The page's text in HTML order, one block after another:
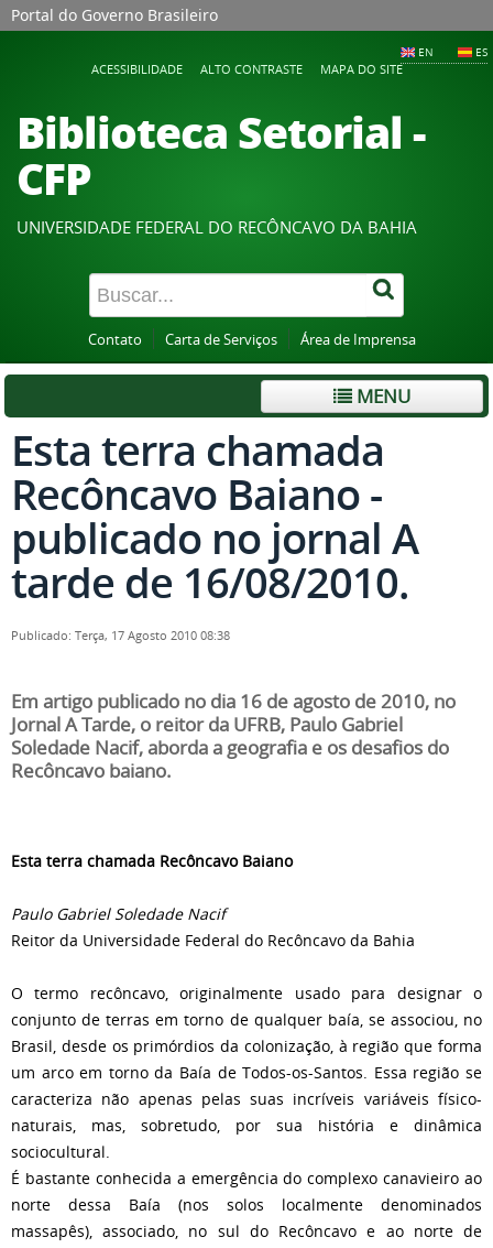
Portal do Governo Brasileiro
EN ES
ACESSIBILIDADE ALTO CONTRASTE MAPA DO SITE
Biblioteca Setorial -
CFP
UNIVERSIDADE FEDERAL DO RECÔNCAVO DA BAHIA
Contato Carta de Serviços Área de Imprensa
MENU
Esta terra chamada
Recôncavo Baiano -
publicado no jornal A
tarde de 16/08/2010.
Publicado: Terça, 17 Agosto 2010 08:38
Em artigo publicado no dia 16 de agosto de 2010, no
Jornal A Tarde, o reitor da UFRB, Paulo Gabriel
Soledade Nacif, aborda a geografia e os desafios do
Recôncavo baiano.
Esta terra chamada Recôncavo Baiano
Paulo Gabriel Soledade Nacif
Reitor da Universidade Federal do Recôncavo da Bahia
O termo recôncavo, originalmente usado para designar o
conjunto de terras em torno de qualquer baía, se associou, no
Brasil, desde os primórdios da colonização, à região que forma
um arco em torno da Baía de Todos-os-Santos. Essa região se
caracteriza não apenas pelas suas incríveis variáveis físico-
naturais, mas, sobretudo, por sua história e dinâmica
sociocultural.
É bastante conhecida a emergência do complexo canavieiro ao
norte dessa Baía (nos solos localmente denominados
massapês), associado, no sul do Recôncavo e ao norte de